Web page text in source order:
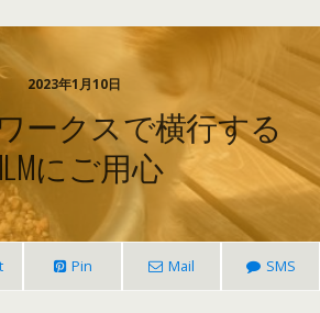
2023年1月10日
ークスで横行する
にご用心
Pin Mail SMS